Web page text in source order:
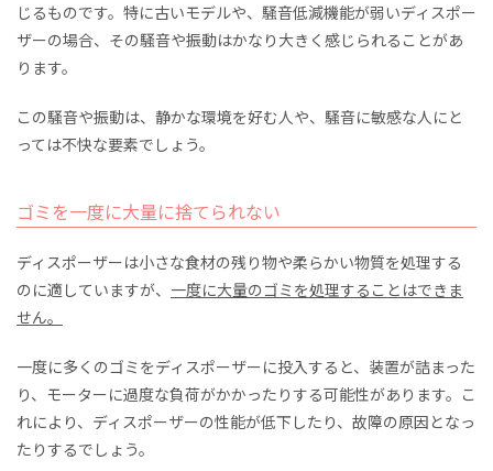
じるものです。特に古いモデルや、騒音低減機能が弱いディスポー
ザーの場合、その騒音や振動はかなり大きく感じられることがあ
ります。
この騒音や振動は、静かな環境を好む人や、騒音に敏感な人にと
っては不快な要素でしょう。
ゴミを一度に大量に捨てられない
ディスポーザーは小さな食材の残り物や柔らかい物質を処理する
のに適していますが、 一度に大量のゴミを処理することはできま
せん。
一度に多くのゴミをディスポーザーに投入すると、装置が詰まった
り、モーターに過度な負荷がかかったりする可能性があります。こ
れにより、ディスポーザーの性能が低下したり、故障の原因となっ
たりするでしょう。